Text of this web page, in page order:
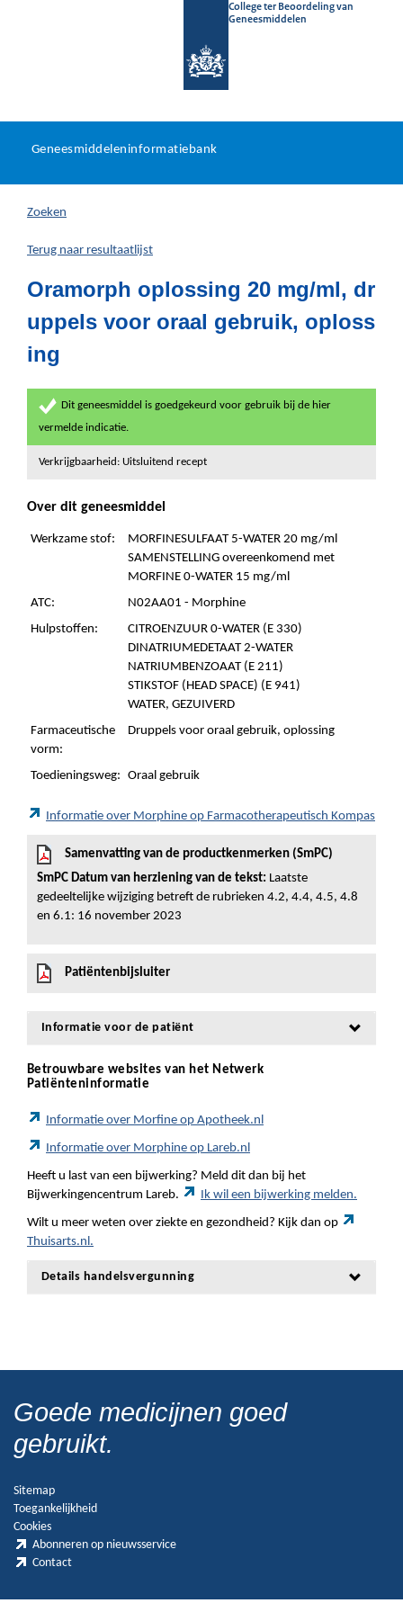
College ter Beoordeling van
Geneesmiddelen
U
hier:
Geneesmiddeleninformatiebank
Zoeken
Terug naar resultaatlijst
Oramorph oplossing 20 mg/ml, dr
uppels voor oraal gebruik, oploss
ing
Dit geneesmiddel is goedgekeurd voor gebruik bij de hier
vermelde indicatie.
Verkrijgbaarheid: Uitsluitend recept
Over dit geneesmiddel
Werkzame stof:
MORFINESULFAAT 5-WATER 20 mg/ml
SAMENSTELLING overeenkomend met
MORFINE 0-WATER 15 mg/ml
ATC:
N02AA01 - Morphine
Hulpstoffen:
CITROENZUUR 0-WATER (E 330)
DINATRIUMEDETAAT 2-WATER
NATRIUMBENZOAAT (E 211)
STIKSTOF (HEAD SPACE) (E 941)
WATER, GEZUIVERD
Farmaceutische
vorm:
Druppels voor oraal gebruik, oplossing
Toedieningsweg: Oraal gebruik
Informatie over Morphine op Farmacotherapeutisch Kompas
Samenvatting van de productkenmerken (SmPC)
SmPC Datum van herziening van de tekst: Laatste
gedeeltelijke wijziging betreft de rubrieken 4.2, 4.4, 4.5, 4.8
en 6.1: 16 november 2023
Patiëntenbijsluiter
Informatie voor de patiënt
Betrouwbare websites van het Netwerk
Patiënteninformatie
Informatie over Morfine op Apotheek.nl
Informatie over Morphine op Lareb.nl
Heeft u last van een bijwerking? Meld dit dan bij het
Bijwerkingencentrum Lareb.
Ik wil een bijwerking melden.
Wilt u meer weten over ziekte en gezondheid? Kijk dan op
Thuisarts.nl.
Details handelsvergunning
Goede medicijnen goed
gebruikt.
Sitemap
Toegankelijkheid
Cookies
Abonneren op nieuwsservice
Contact